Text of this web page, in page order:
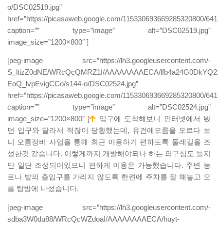
o/DSC02519.jpg”
href=”https://picasaweb.google.com/115330693669285320800/
caption=”” type=”image” alt=”DSC02519.jpg”
image_size=”1200×800″ ]
[peg-image src=”https://lh3.googleusercontent.com/-
S_ltizZ0dNE/WRcQcQMRZ1I/AAAAAAAAECA/
EoQ_lvpEvigCCo/s144-o/DSC02524.jpg”
href=”https://picasaweb.google.com/115330693669285320800/
caption=”” type=”image” alt=”DSC02524.jpg”
image_size=”1200×800″ ]
입구에 도착해보니 인터넷에서 봤
던 입구와 달라서 적잖이 당황했는데, 유건에오름을 오르다 보
니 오름정비 사업을 통해 최근 이용하기 편하도록 둘레길을 조
성한것 같습니다. 이렇게까지 개발해야되나 하는 의구심도 들지
만 일단 조성되어있으니 편하게 이용은 가능했습니다. 주변 농
로나 밭의 출입구를 가리지 않도록 한켠에 주차를 잘 해놓고 오
름 탐방에 나섰습니다.
[peg-image src=”https://lh3.googleusercontent.com/-
sdba3W0du88/WRcQcWZdoaI/AAAAAAAAECA/huyt-